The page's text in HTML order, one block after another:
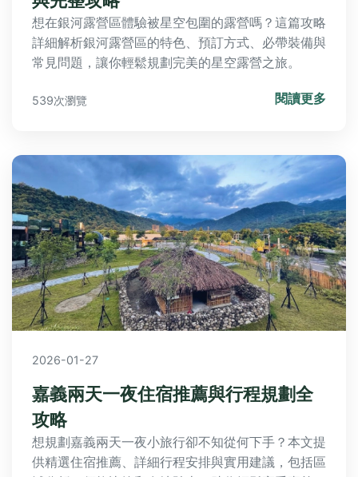
想在銀河露營區體驗被星空包圍的露營嗎？這篇攻略
詳細解析銀河露營區的特色、預訂方式、必帶裝備與
常見問題，讓你輕鬆規劃完美的星空露營之旅。
539次瀏覽 閱讀更多
2026-01-27
嘉義兩天一夜住宿推薦與行程規劃全
攻略
想規劃嘉義兩天一夜小旅行卻不知從何下手？本文提
供精選住宿推薦、詳細行程安排與實用建議，包括區